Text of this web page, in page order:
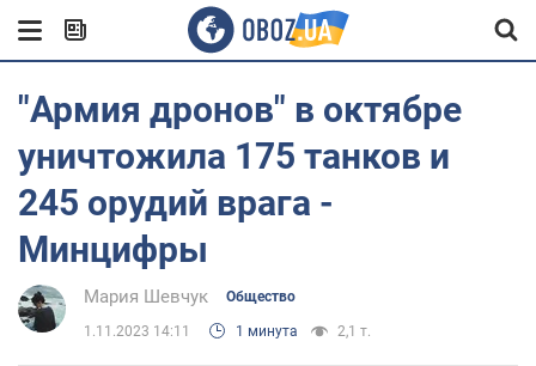
"Армия дронов" в октябре
уничтожила 175 танков и
245 орудий врага -
Минцифры
Мария Шевчук Общество
1.11.2023 14:11 1 минута 2,1 т.